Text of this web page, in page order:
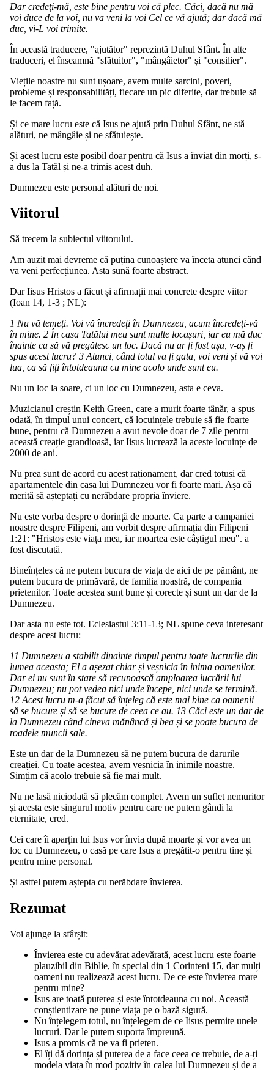
Dar credeți-mă, este bine pentru voi că plec. Căci, dacă nu mă
voi duce de la voi, nu va veni la voi Cel ce vă ajută; dar dacă mă
duc, vi-L voi trimite.
În această traducere, "ajutător" reprezintă Duhul Sfânt. În alte
traduceri, el înseamnă "sfătuitor", "mângâietor" și "consilier".
Viețile noastre nu sunt ușoare, avem multe sarcini, poveri,
probleme și responsabilități, fiecare un pic diferite, dar trebuie să
le facem față.
Și ce mare lucru este că Isus ne ajută prin Duhul Sfânt, ne stă
alături, ne mângâie și ne sfătuiește.
Și acest lucru este posibil doar pentru că Isus a înviat din morți, s-
a dus la Tatăl și ne-a trimis acest duh.
Dumnezeu este personal alături de noi.
Viitorul
Să trecem la subiectul viitorului.
Am auzit mai devreme că puțina cunoaștere va înceta atunci când
va veni perfecțiunea. Asta sună foarte abstract.
Dar Iisus Hristos a făcut și afirmații mai concrete despre viitor
(Ioan 14, 1-3 ; NL):
1 Nu vă temeți. Voi vă încredeți în Dumnezeu, acum încredeți-vă
în mine. 2 În casa Tatălui meu sunt multe locașuri, iar eu mă duc
înainte ca să vă pregătesc un loc. Dacă nu ar fi fost așa, v-aș fi
spus acest lucru? 3 Atunci, când totul va fi gata, voi veni și vă voi
lua, ca să fiți întotdeauna cu mine acolo unde sunt eu.
Nu un loc la soare, ci un loc cu Dumnezeu, asta e ceva.
Muzicianul creștin Keith Green, care a murit foarte tânăr, a spus
odată, în timpul unui concert, că locuințele trebuie să fie foarte
bune, pentru că Dumnezeu a avut nevoie doar de 7 zile pentru
această creație grandioasă, iar Iisus lucrează la aceste locuințe de
2000 de ani.
Nu prea sunt de acord cu acest raționament, dar cred totuși că
apartamentele din casa lui Dumnezeu vor fi foarte mari. Așa că
merită să așteptați cu nerăbdare propria înviere.
Nu este vorba despre o dorință de moarte. Ca parte a campaniei
noastre despre Filipeni, am vorbit despre afirmația din Filipeni
1:21: "Hristos este viața mea, iar moartea este câștigul meu". a
fost discutată.
Bineînțeles că ne putem bucura de viața de aici de pe pământ, ne
putem bucura de primăvară, de familia noastră, de compania
prietenilor. Toate acestea sunt bune și corecte și sunt un dar de la
Dumnezeu.
Dar asta nu este tot. Eclesiastul 3:11-13; NL spune ceva interesant
despre acest lucru:
11 Dumnezeu a stabilit dinainte timpul pentru toate lucrurile din
lumea aceasta; El a așezat chiar și veșnicia în inima oamenilor.
Dar ei nu sunt în stare să recunoască amploarea lucrării lui
Dumnezeu; nu pot vedea nici unde începe, nici unde se termină.
12 Acest lucru m-a făcut să înțeleg că este mai bine ca oamenii
să se bucure și să se bucure de ceea ce au. 13 Căci este un dar de
la Dumnezeu când cineva mănâncă și bea și se poate bucura de
roadele muncii sale.
Este un dar de la Dumnezeu să ne putem bucura de darurile
creației. Cu toate acestea, avem veșnicia în inimile noastre.
Simțim că acolo trebuie să fie mai mult.
Nu ne lasă niciodată să plecăm complet. Avem un suflet nemuritor
și acesta este singurul motiv pentru care ne putem gândi la
eternitate, cred.
Cei care îi aparțin lui Isus vor învia după moarte și vor avea un
loc cu Dumnezeu, o casă pe care Isus a pregătit-o pentru tine și
pentru mine personal.
Și astfel putem aștepta cu nerăbdare învierea.
Rezumat
Voi ajunge la sfârșit:
Învierea este cu adevărat adevărată, acest lucru este foarte
plauzibil din Biblie, în special din 1 Corinteni 15, dar mulți
oameni nu realizează acest lucru. De ce este învierea mare
pentru mine?
Isus are toată puterea și este întotdeauna cu noi. Această
conștientizare ne pune viața pe o bază sigură.
Nu înțelegem totul, nu înțelegem de ce Iisus permite unele
lucruri. Dar le putem suporta împreună.
Isus a promis că ne va fi prieten.
El îți dă dorința și puterea de a face ceea ce trebuie, de a-ți
modela viața în mod pozitiv în calea lui Dumnezeu și de a